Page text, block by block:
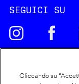
SEGUICI SU
Cliccando su